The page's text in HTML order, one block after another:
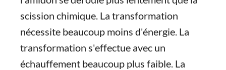
scission chimique. La transformation
nécessite beaucoup moins d'énergie. La
transformation s'effectue avec un
échauffement beaucoup plus faible. La